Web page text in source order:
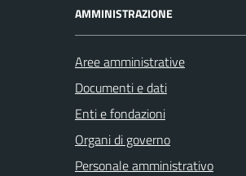
AMMINISTRAZIONE
Aree amministrative
Documenti e dati
Enti e fondazioni
Organi di governo
Personale amministrativo